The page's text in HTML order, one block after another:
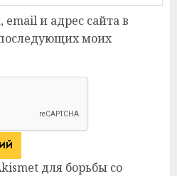
и адрес сайта в
моих
для борьбы со